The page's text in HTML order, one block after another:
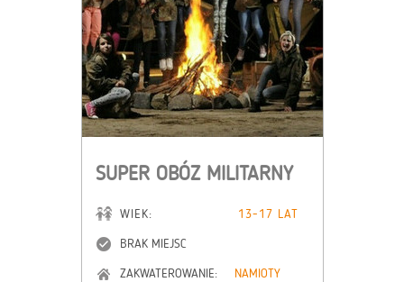
SUPER OBÓZ MILITARNY
WIEK:
13-17 LAT
BRAK MIEJSC
ZAKWATEROWANIE:
NAMIOTY